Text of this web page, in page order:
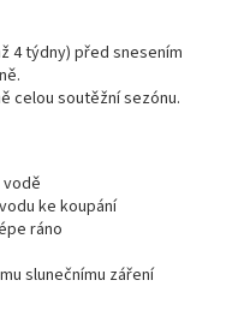
4 týdny) před snesením
celou soutěžní sezónu.
vodě
ke koupání
ráno
slunečnímu záření